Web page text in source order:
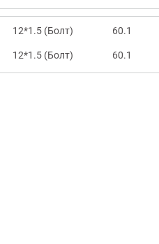
12*1.5 (Болт)
12*1.5 (Болт)
60.1
60.1